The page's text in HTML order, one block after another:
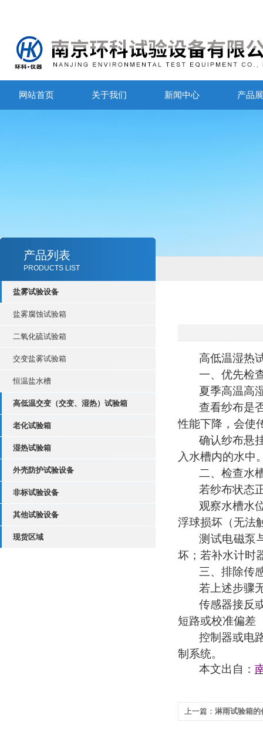
网站首页 关于我们 新闻中心 产品
产品列表
PRODUCTS LIST
盐雾试验设备
盐雾腐蚀试验箱
二氧化硫试验箱
交变盐雾试验箱
恒温盐水槽
高低温交变（交变、湿热）试验箱
老化试验箱
湿热试验箱
外壳防护试验设备
非标试验设备
其他试验设备
现货区域
高低温湿热
一、优先检
夏季高温高
查看纱布是
性能下降，会使
确认纱布悬
入水槽内的水中
二、检查水
若纱布状态
观察水槽水
浮球损坏（无法
测试电磁泵
坏；若补水计时
三、排除传
若上述步骤
传感器接反
短路或校准偏差
控制器或电
制系统。
本文出自：
上一篇： 淋雨试验箱的